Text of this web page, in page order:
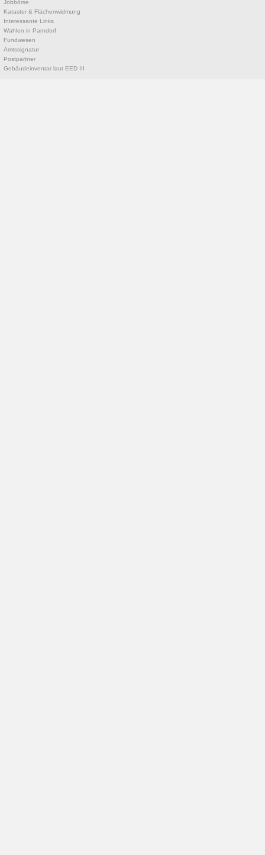
Jobbörse
Kataster & Flächenwidmung
Interessante Links
Wahlen in Parndorf
Fundwesen
Amtssignatur
Postpartner
Gebäudeinventar laut EED III